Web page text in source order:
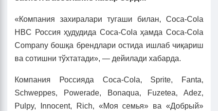
«Компания захиралари тугаши билан, Coca-Cola
HBC Россия ҳудудида Coca-Cola ҳамда Coca-Cola
Company бошқа брендлари остида ишлаб чиқариш
ва сотишни тўхтатади», — дейилади хабарда.
Компания Россияда Coca-Cola, Sprite, Fanta,
Schweppes, Powerade, Bonaqua, Fuzetea, Adez,
Pulpy, Innocent, Rich, «Моя семья» ва «Добрый»